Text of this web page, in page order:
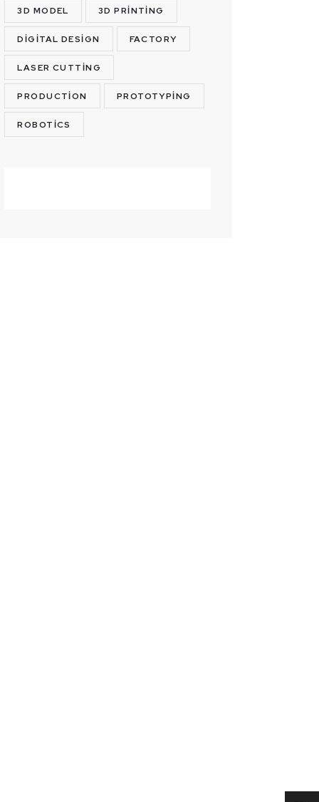
3D MODEL 3D PRINTING
DIGITAL DESIGN FACTORY
LASER CUTTING
PRODUCTION PROTOTYPING
ROBOTICS